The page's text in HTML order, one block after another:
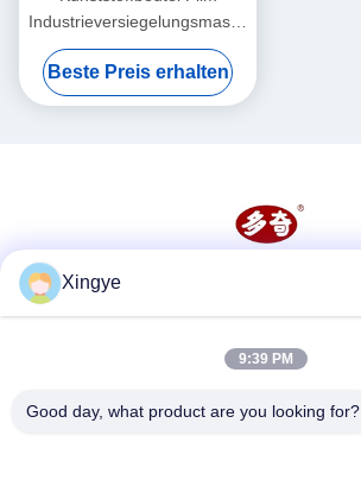
Industrieversiegelungsmaschine
6mm kontinuierliche
Wärmesiegelungsmaschine
Beste Preis erhalten
Xingye
9:39 PM
Good day, what product are you looking for?